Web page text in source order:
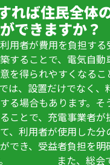
れば住民全体
できますか？
用者が費用を負担する
することで、電気自動
を得られやすくなるこ
は、設置だけでなく、
る場合もあります。そ
ことで、充電事業者が
、利用者が使用した分
でき、受益者負担を明
す。 また、総会で